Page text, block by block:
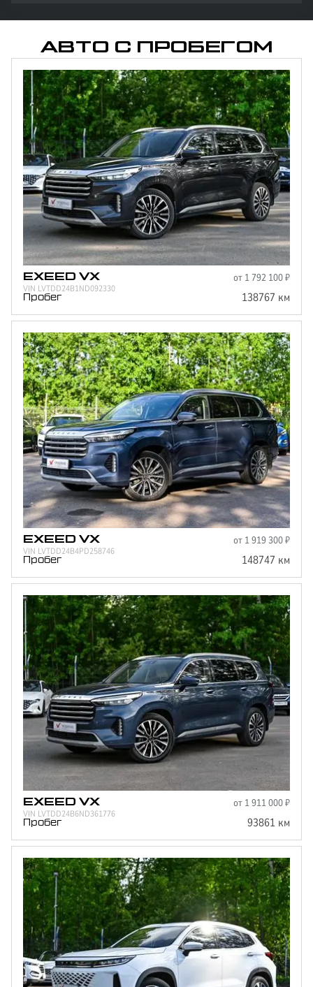
Отправить
обработкуперсональных данных
АВТО С ПРОБЕГОМ
EXEED VX от 1 792 100₽
VIN LVTDD24B1ND092330
Пробег 138767 км
EXEED VX от 1 919 300₽
VIN LVTDD24B4PD258746
Пробег 148747 км
EXEED VX от 1 911 000₽
VIN LVTDD24B6ND361776
Пробег 93861 км